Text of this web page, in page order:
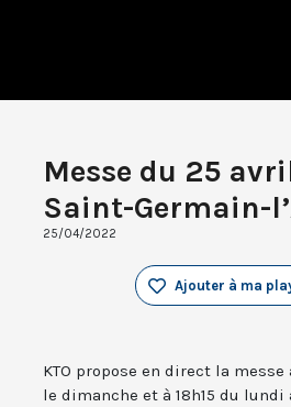
Messe du 25
Saint-Germain-
25/04/2022
Ajouter à ma
KTO propose en direct la
le dimanche et à 18h15 du